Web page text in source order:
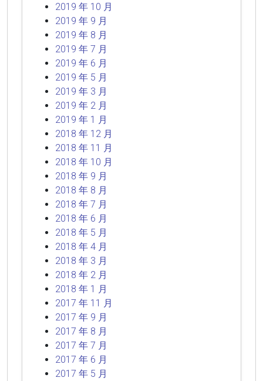
2019 年 10 月
2019 年 9 月
2019 年 8 月
2019 年 7 月
2019 年 6 月
2019 年 5 月
2019 年 3 月
2019 年 2 月
2019 年 1 月
2018 年 12 月
2018 年 11 月
2018 年 10 月
2018 年 9 月
2018 年 8 月
2018 年 7 月
2018 年 6 月
2018 年 5 月
2018 年 4 月
2018 年 3 月
2018 年 2 月
2018 年 1 月
2017 年 11 月
2017 年 9 月
2017 年 8 月
2017 年 7 月
2017 年 6 月
2017 年 5 月